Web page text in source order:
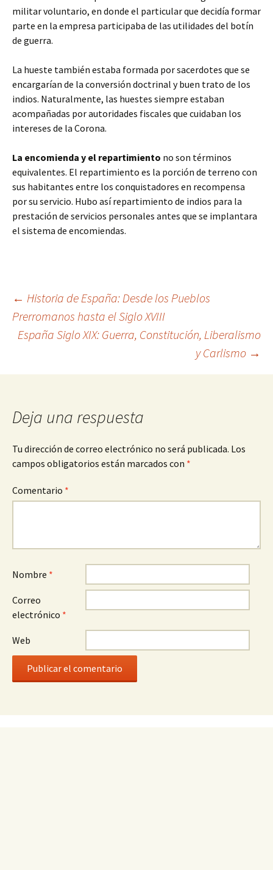
militar voluntario, en donde el particular que decidía formar
parte en la empresa participaba de las utilidades del botín
de guerra.
La hueste también estaba formada por sacerdotes que se
encargarían de la conversión doctrinal y buen trato de los
indios. Naturalmente, las huestes siempre estaban
acompañadas por autoridades fiscales que cuidaban los
intereses de la Corona.
La encomienda y el repartimiento no son términos
equivalentes. El repartimiento es la porción de terreno con
sus habitantes entre los conquistadores en recompensa
por su servicio. Hubo así repartimiento de indios para la
prestación de servicios personales antes que se implantara
el sistema de encomiendas.
Navegación
de
entradas
← Historia de España: Desde los Pueblos
Prerromanos hasta el Siglo XVIII
España Siglo XIX: Guerra, Constitución, Liberalismo
y Carlismo →
Deja una respuesta
Tu dirección de correo electrónico no será publicada. Los
campos obligatorios están marcados con *
Comentario *
Nombre *
Correo
electrónico *
Web